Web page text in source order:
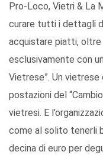
Pro-Loco, Vietri & La
curare tutti i dettagli
acquistare piatti, oltre
esclusivamente con
Vietrese”. Un vietrese
postazioni del
vietresi. E
come al solito tenerli
decina di euro per